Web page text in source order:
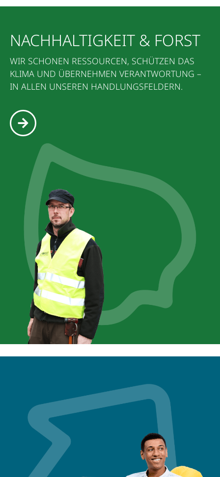
NACHHALTIGKEIT & FORST
WIR SCHONEN RESSOURCEN, SCHÜTZEN DAS
KLIMA UND ÜBERNEHMEN VERANTWORTUNG –
IN ALLEN UNSEREN HANDLUNGSFELDERN.